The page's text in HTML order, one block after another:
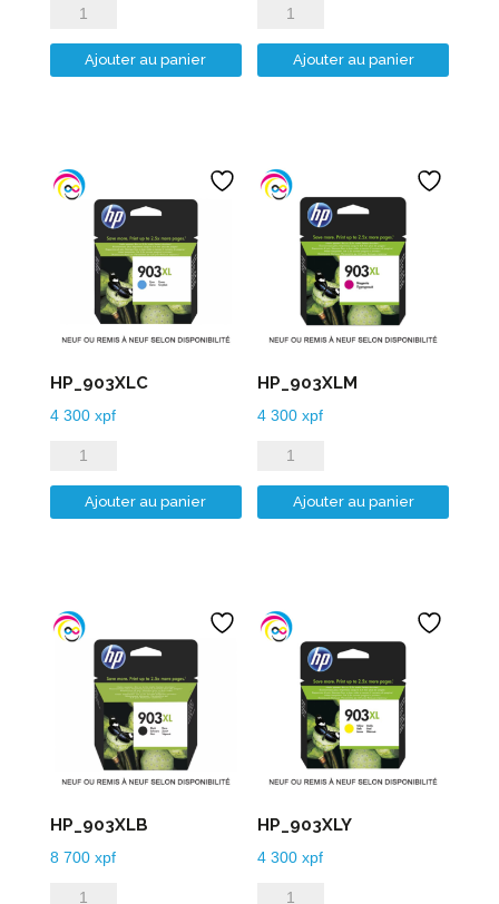
quantité
de
HP_62XLB
Ajouter au panier
quantité
de
HP_62XLCoul
Ajouter au panier
HP_903XLC
4 300 xpf
quantité
de
HP_903XLC
Ajouter au panier
HP_903XLM
4 300xpf
quantité
de
HP_903XLM
Ajouter au panier
HP_903XLB
8 700 xpf
quantité
HP_903XLY
4 300xpf
quantité